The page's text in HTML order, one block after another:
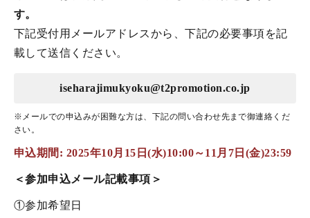
す。
下記受付用メールアドレスから、下記の必要事項を記
載して送信ください。
iseharajimukyoku@t2promotion.co.jp
※メールでの申込みが困難な方は、下記の問い合わせ先まで御連絡くだ
さい。
申込期間: 2025年10月15日(水)10:00～11月7日(金)23:59
＜参加申込メール記載事項＞
①参加希望日